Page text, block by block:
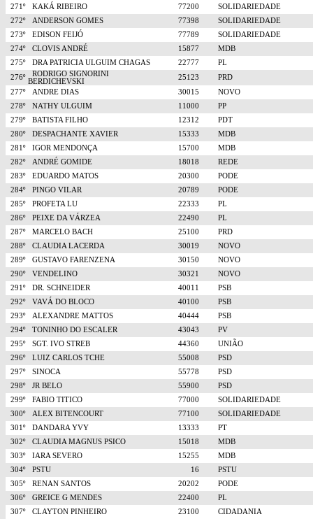
271º
KAKÁ RIBEIRO 77200
SOLIDARIEDADE
272º
ANDERSON GOMES 77398
SOLIDARIEDADE
273º
EDISON FEIJÓ 77789
SOLIDARIEDADE
274º
CLOVIS ANDRÉ 15877
MDB
275º
DRA PATRICIA ULGUIM CHAGAS 22777
PL
276º
RODRIGO SIGNORINI
BERDICHEVSKI
25123
PRD
277º
ANDRE DIAS 30015
NOVO
278º
NATHY ULGUIM 11000
PP
279º
BATISTA FILHO 12312
PDT
280º
DESPACHANTE XAVIER 15333
MDB
281º
IGOR MENDONÇA 15700
MDB
282º
ANDRÉ GOMIDE 18018
REDE
283º
EDUARDO MATOS 20300
PODE
284º
PINGO VILAR 20789
PODE
285º
PROFETA LU 22333
PL
286º
PEIXE DA VÁRZEA 22490
PL
287º
MARCELO BACH 25100
PRD
288º
CLAUDIA LACERDA 30019
NOVO
289º
GUSTAVO FARENZENA 30150
NOVO
290º
VENDELINO 30321
NOVO
291º
DR. SCHNEIDER 40011
PSB
292º
VAVÁ DO BLOCO 40100
PSB
293º
ALEXANDRE MATTOS 40444
PSB
294º
TONINHO DO ESCALER 43043
PV
295º
SGT. IVO STREB 44360
UNIÃO
296º
LUIZ CARLOS TCHE 55008
PSD
297º
SINOCA 55778
PSD
298º
JR BELO 55900
PSD
299º
FABIO TITICO 77000
SOLIDARIEDADE
300º
ALEX BITENCOURT 77100
SOLIDARIEDADE
301º
DANDARA YVY 13333
PT
302º
CLAUDIA MAGNUS PSICO 15018
MDB
303º
IARA SEVERO 15255
MDB
304º
PSTU 16
PSTU
305º
RENAN SANTOS 20202
PODE
306º
GREICE G MENDES 22400
PL
307º
CLAYTON PINHEIRO 23100
CIDADANIA